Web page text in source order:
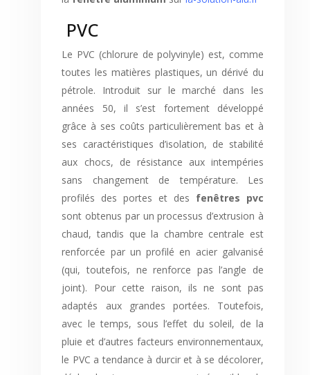
PVC
Le PVC (chlorure de polyvinyle) est, comme
toutes les matières plastiques, un dérivé du
pétrole. Introduit sur le marché dans les
années 50, il s’est fortement développé
grâce à ses coûts particulièrement bas et à
ses caractéristiques d’isolation, de stabilité
aux chocs, de résistance aux intempéries
sans changement de température. Les
profilés des portes et des fenêtres pvc
sont obtenus par un processus d’extrusion à
chaud, tandis que la chambre centrale est
renforcée par un profilé en acier galvanisé
(qui, toutefois, ne renforce pas l’angle de
joint). Pour cette raison, ils ne sont pas
adaptés aux grandes portées. Toutefois,
avec le temps, sous l’effet du soleil, de la
pluie et d’autres facteurs environnementaux,
le PVC a tendance à durcir et à se décolorer,